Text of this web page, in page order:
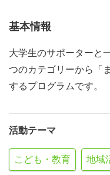
基本情報
大学生のサポーターと
つのカテゴリーから「
するプログラムです。
活動テーマ
こども・教育 地域